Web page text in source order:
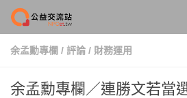
Skip to content
余孟勳專欄 / 評論 / 財務運用
余孟勳專欄／連勝文若當